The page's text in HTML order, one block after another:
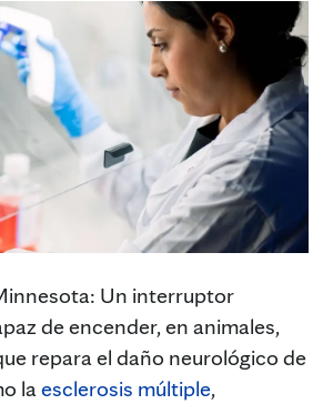
Un interruptor
de encender, en animales,
repara el daño neurológico de
laesclerosis múltiple,